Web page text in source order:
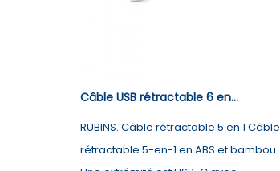
Câble USB rétractable 6 en...
RUBINS. Câble rétractable 5 en 1 Câble
rétractable 5-en-1 en ABS et bambou.